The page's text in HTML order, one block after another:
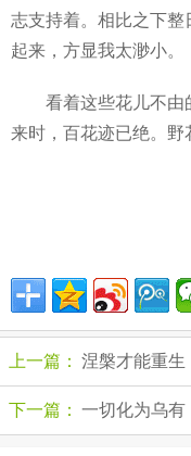
志支持着。相比之下
起来，方显我太渺小。
看着这些花儿不由的
来时，百花迹已绝。野
上一篇： 涅槃才能重生
下一篇： 一切化为乌有